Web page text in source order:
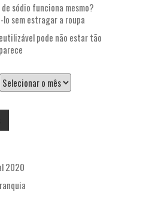
sódio funciona mesmo?
lo sem estragar a roupa
pode não estar tão
Arquivos
2020